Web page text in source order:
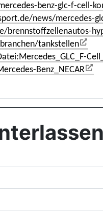
benz-glc-f-cell-
news/mercedes-
brennstoffzellenautos-
tankstellen
Benz_NECAR